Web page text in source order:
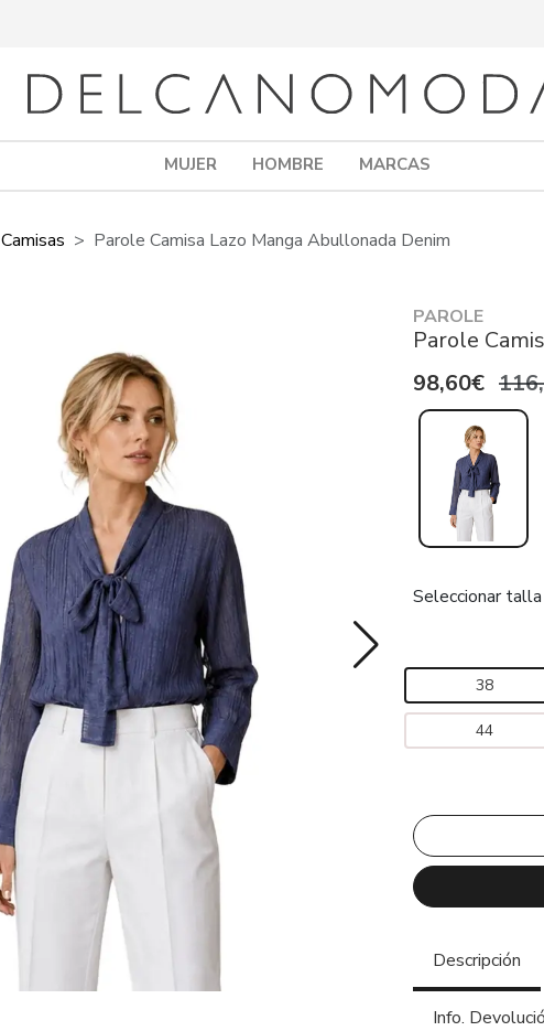
MUJER HOMBRE MARCAS
Camisas Parole Camisa Lazo Manga Abullonada Denim
PAROLE
Parole
98,60€
Seleccionar talla
38
44
Descripción
Info.